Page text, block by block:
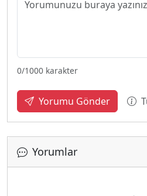
0/1000 karakter
Yorumu Gönder
Yorumlar